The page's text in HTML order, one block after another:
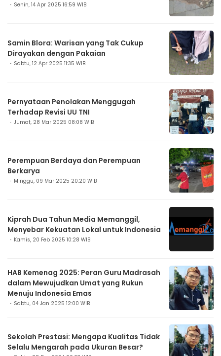
Senin, 14 Apr 2025 16:59 WIB
Samin Blora: Warisan yang Tak Cukup
Dirayakan dengan Pakaian
Sabtu, 12 Apr 2025 11:35 WIB
Pernyataan Penolakan Menggugah
Terhadap Revisi UU TNI
Jumat, 28 Mar 2025 08:08 WIB
Perempuan Berdaya dan Perempuan
Berkarya
Minggu, 09 Mar 2025 20:20 WIB
Kiprah Dua Tahun Media Memanggil,
Menyebar Kekuatan Lokal untuk Indonesia
Kamis, 20 Feb 2025 10:28 WIB
HAB Kemenag 2025: Peran Guru Madrasah
dalam Mewujudkan Umat yang Rukun
Menuju Indonesia Emas
Sabtu, 04 Jan 2025 12:00 WIB
Sekolah Prestasi: Mengapa Kualitas Tidak
Selalu Mengarah pada Ukuran Besar?